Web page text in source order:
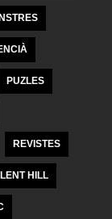
PUZLES
REVISTES
HILL